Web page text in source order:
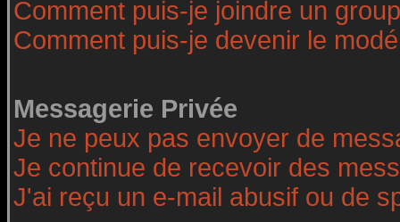
Comment puis-je joindre un
Comment puis-je devenir le
Messagerie Privée
Je ne peux pas envoyer de
Je continue de recevoir des
J'ai reçu un e-mail abusif ou de